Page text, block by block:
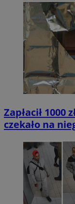
Zapłacił 1000
czekało na